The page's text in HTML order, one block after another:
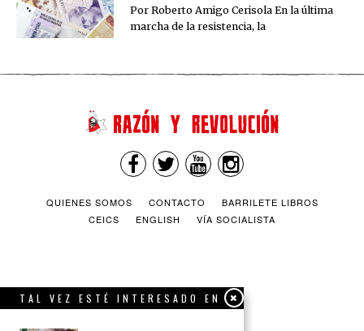
Por Roberto Amigo Cerisola En la última
marcha de la resistencia, la
QUIENES SOMOS CONTACTO
BARRILETE LIBROS
CEICS
ENGLISH VÍA SOCIALISTA
TAL VEZ ESTÉ INTERESADO EN